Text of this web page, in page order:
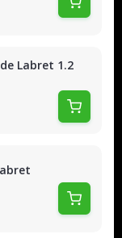
Labret 1.2